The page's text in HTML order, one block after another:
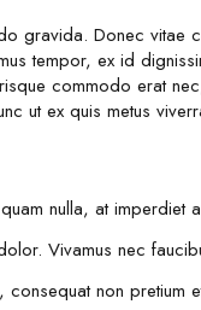
gravida. Donec vitae
tempor, ex id
commodo erat
ut ex quis metus
nulla, at imperdiet
Vivamus nec
non pretium